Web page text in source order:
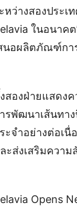
หว่างสองประ
ในอนาค
นอผลิตภัณฑ์กา
สองฝ่ายแสดง
รพัฒนาเส้นทา
ะจำอย่างต่อเนื่
ะส่งเสริมควา
Opens